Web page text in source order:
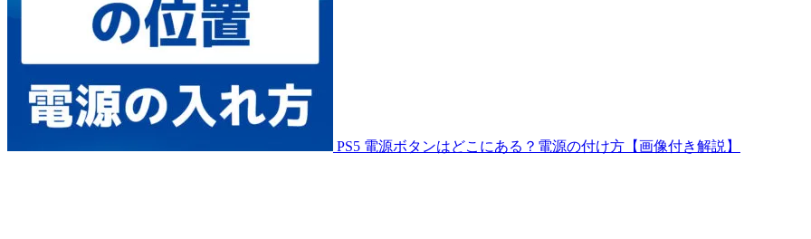
PS5 電源ボタンはどこにある？電源の付け方【画像付き解説】